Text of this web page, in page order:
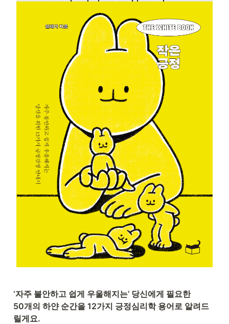
‘자주 불안하고 쉽게 우울해지는’ 당신에게 필요한
50개의 하얀 순간을 12가지 긍정심리학 용어로 알려드
릴게요.